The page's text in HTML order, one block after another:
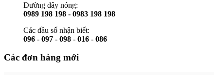
Đường dây nóng:
0989 198 198 - 0983 198 198
Các đầu số nhận biết:
096 - 097 - 098 - 016 - 086
Các đơn hàng mới